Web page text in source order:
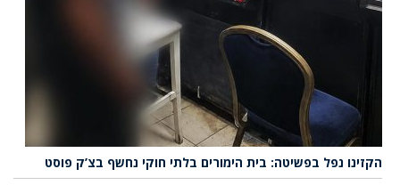
הקזינו נפל בפשיטה: בית הימורים בלתי חוקי נחשף בצ’ק פוסט